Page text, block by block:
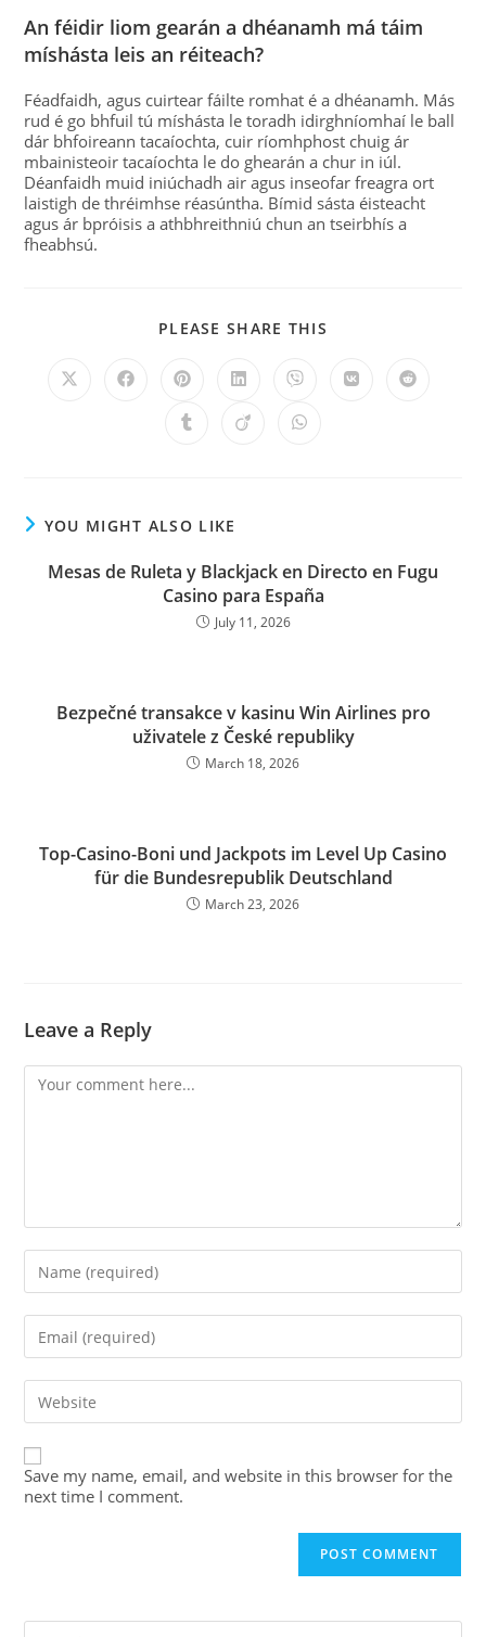
An féidir liom gearán a dhéanamh má táim
míshásta leis an réiteach?
Féadfaidh, agus cuirtear fáilte romhat é a dhéanamh. Más
rud é go bhfuil tú míshásta le toradh idirghníomhaí le ball
dár bhfoireann tacaíochta, cuir ríomhphost chuig ár
mbainisteoir tacaíochta le do ghearán a chur in iúl.
Déanfaidh muid iniúchadh air agus inseofar freagra ort
laistigh de thréimhse réasúntha. Bímid sásta éisteacht
agus ár bpróisis a athbhreithniú chun an tseirbhís a
fheabhsú.
PLEASE SHARE THIS
YOU MIGHT ALSO LIKE
Mesas de Ruleta y Blackjack en Directo en Fugu
Casino para España
July 11, 2026
Bezpečné transakce v kasinu Win Airlines pro
uživatele z České republiky
March 18, 2026
Top-Casino-Boni und Jackpots im Level Up Casino
für die Bundesrepublik Deutschland
March 23, 2026
Leave a Reply
Save my name, email, and website in this browser for the
next time I comment.